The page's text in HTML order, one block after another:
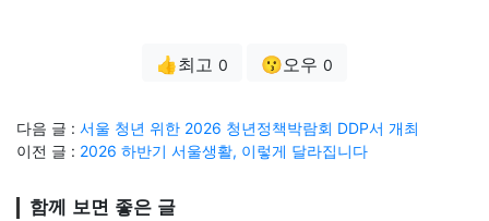
👍최고 0 😗오우 0
다음 글 : 서울 청년 위한 2026 청년정책박람회 DDP서 개최
이전 글 : 2026 하반기 서울생활, 이렇게 달라집니다
함께 보면 좋은 글